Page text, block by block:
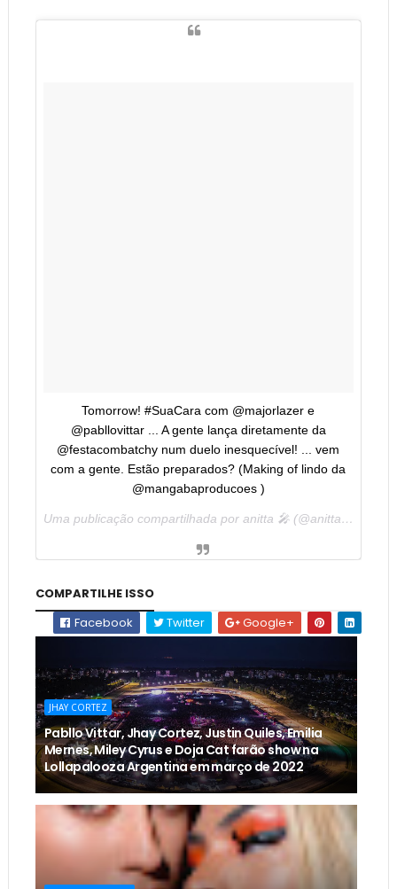
Tomorrow! #SuaCara com @majorlazer e
@pabllovittar ... A gente lança diretamente da
@festacombatchy num duelo inesquecível! ... vem
com a gente. Estão preparados? (Making of lindo da
@mangabaproducoes )
Uma publicação compartilhada por anitta 🎤 (@anitta) em
COMPARTILHE ISSO
Facebook
Twitter Google+
JHAY CORTEZ
Pabllo Vittar, Jhay Cortez, Justin Quiles, Emilia
Mernes, Miley Cyrus e Doja Cat farão show na
Lollapalooza Argentina em março de 2022